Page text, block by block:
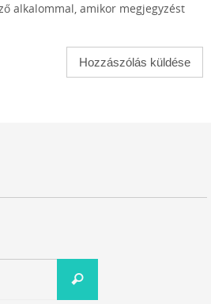
alkalommal, amikor megjegyzést
Keress!